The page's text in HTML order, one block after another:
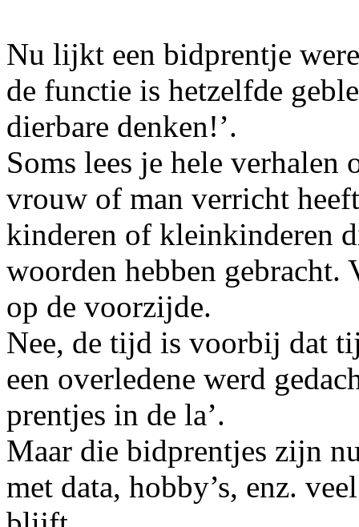
Nu lijkt een bidprentje
de functie is hetzelfde
dierbare denken!’.
Soms lees je hele verhalen
vrouw of man verricht
kinderen of kleinkinderen
woorden hebben gebracht.
op de voorzijde.
Nee, de tijd is voorbij dat
een overledene werd
prentjes in de la’.
Maar die bidprentjes zijn
met data, hobby’s, enz.